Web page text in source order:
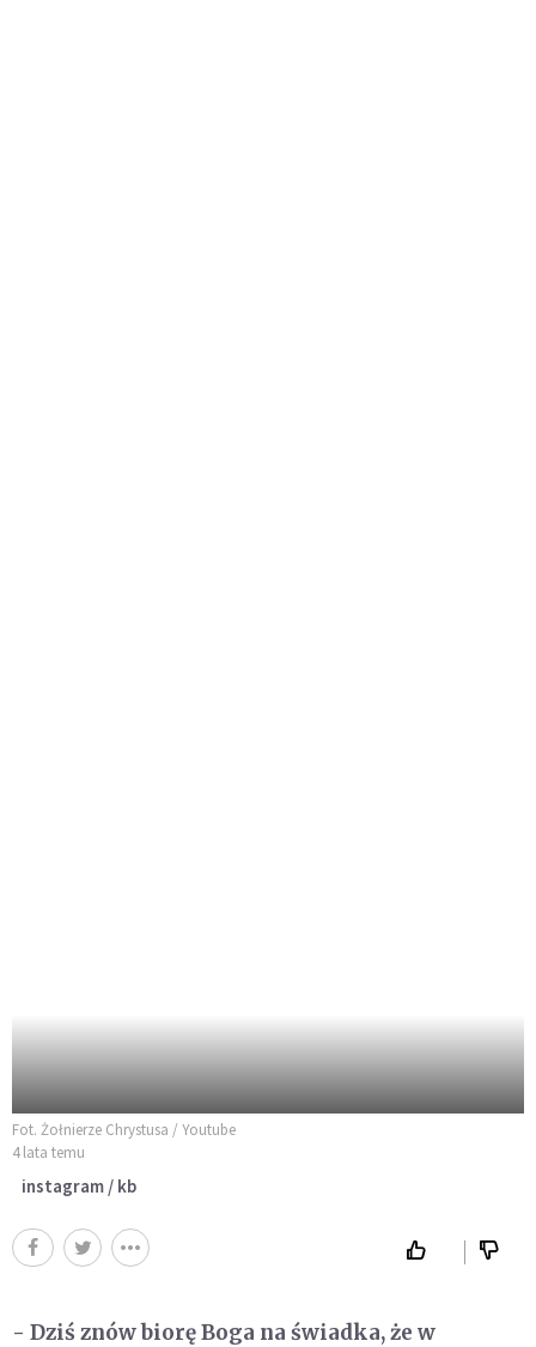
Fot. Żołnierze Chrystusa / Youtube
4 lata temu
instagram / kb
- Dziś znów biorę Boga na świadka, że w